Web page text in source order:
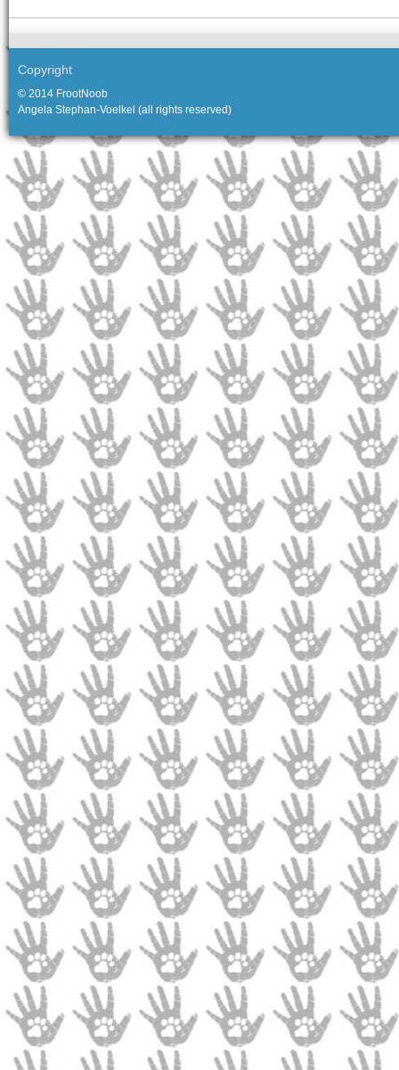
Copyright
© 2014 FrootNoob
Angela Stephan-Voelkel (all rights reserved)